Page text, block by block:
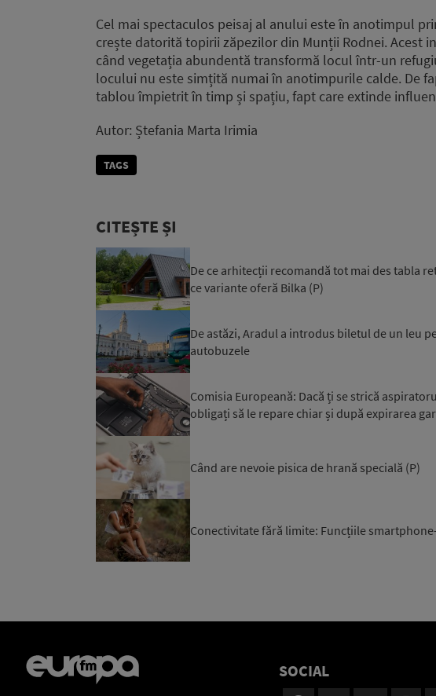
Cel mai spectaculos peisaj al anului este în anotimpul
crește datorită topirii zăpezilor din Munții Rodnei. Acest
când vegetația abundentă transformă locul într-un
locului nu este simțită numai în anotimpurile calde. De
tablou împietrit în timp și spațiu, fapt care extinde
Autor: Ștefania Marta Irimia
TAGS
CITEȘTE ȘI
De ce arhitecții recomandă tot mai des tabla
ce variante oferă Bilka (P)
De astăzi, Aradul a introdus biletul de un leu
autobuzele
Comisia Europeană: Dacă ți se strică
obligați să le repare chiar și după expirarea
Când are nevoie pisica de hrană specială (P)
Conectivitate fără limite: Funcțiile
SOCIAL